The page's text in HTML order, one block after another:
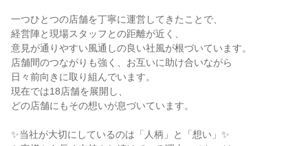
一つひとつの店舗を丁寧に運営してきたことで、
経営陣と現場スタッフとの距離が近く、
意見が通りやすい風通しの良い社風が根づいています。
店舗間のつながりも強く、お互いに助け合いながら
日々前向きに取り組んでいます。
現在では18店舗を展開し、
どの店舗にもその想いが息づいています。
✨当社が大切にしているのは「人柄」と「想い」✨